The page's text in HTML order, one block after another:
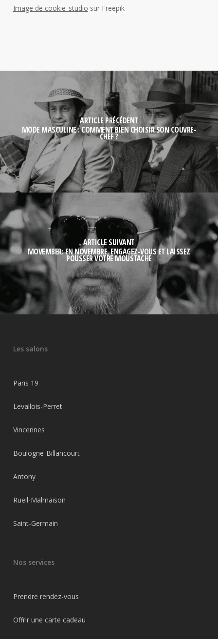
Image de cookie_studio sur Freepik
ARTICLE PRÉCÉDENT
MODE MASCULINE : COMMENT BIEN CHOISIR SON COUVRE-
CHEF ?
ARTICLE SUIVANT
MOVEMBER: EN NOVEMBRE, ENGAGEZ-VOUS ET LAISSEZ
POUSSER VOTRE MOUSTACHE
Les salons
Paris 19
Levallois-Perret
Vincennes
Boulogne-Billancourt
Antony
Rueil-Malmaison
Saint-Germain
Nos services
Prendre rendez-vous
Offrir une carte cadeau